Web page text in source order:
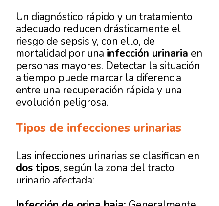
Un diagnóstico rápido y un tratamiento
adecuado reducen drásticamente el
riesgo de sepsis y, con ello, de
mortalidad por una infección urinaria en
personas mayores. Detectar la situación
a tiempo puede marcar la diferencia
entre una recuperación rápida y una
evolución peligrosa.
Tipos de infecciones urinarias
Las infecciones urinarias se clasifican en
dos tipos, según la zona del tracto
urinario afectada: